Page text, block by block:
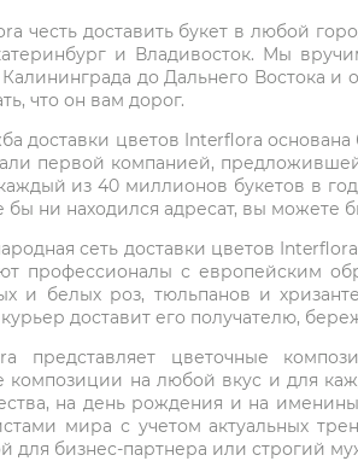
честь доставить букет в любой
и Владивосток. Мы
до Дальнего Востока и
что он вам дорог.
доставки цветов Interflora
первой компанией,
из 40 миллионов букетов в
бы ни находился адресат, вы
сеть доставки цветов
профессионалы с европейским
и белых роз, тюльпанов и
доставит его получателю,
представляет цветочные
композиции на любой вкус и для
на день рождения и на
мира с учетом актуальных
для бизнес-партнера или строгий